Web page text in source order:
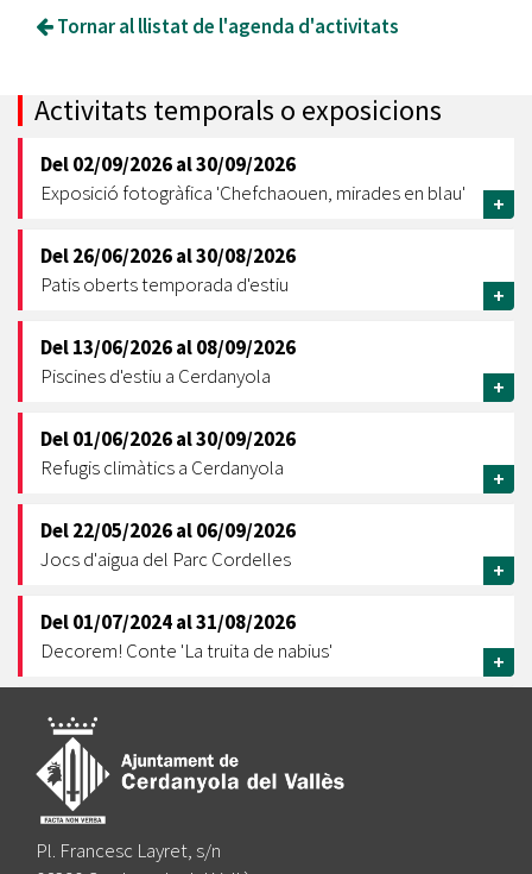
Tornar al llistat de l'agenda d'activitats
Activitats temporals o exposicions
Del02/09/2026al30/09/2026
Exposició fotogràfica 'Chefchaouen, mirades en blau'
+
Del26/06/2026al30/08/2026
Patis oberts temporada d'estiu
+
Del13/06/2026al08/09/2026
Piscines d'estiu a Cerdanyola
+
Del01/06/2026al30/09/2026
Refugis climàtics a Cerdanyola
+
Del22/05/2026al06/09/2026
Jocs d'aigua del Parc Cordelles
+
Del01/07/2024al31/08/2026
Decorem! Conte 'La truita de nabius'
+
Pl. Francesc Layret, s/n